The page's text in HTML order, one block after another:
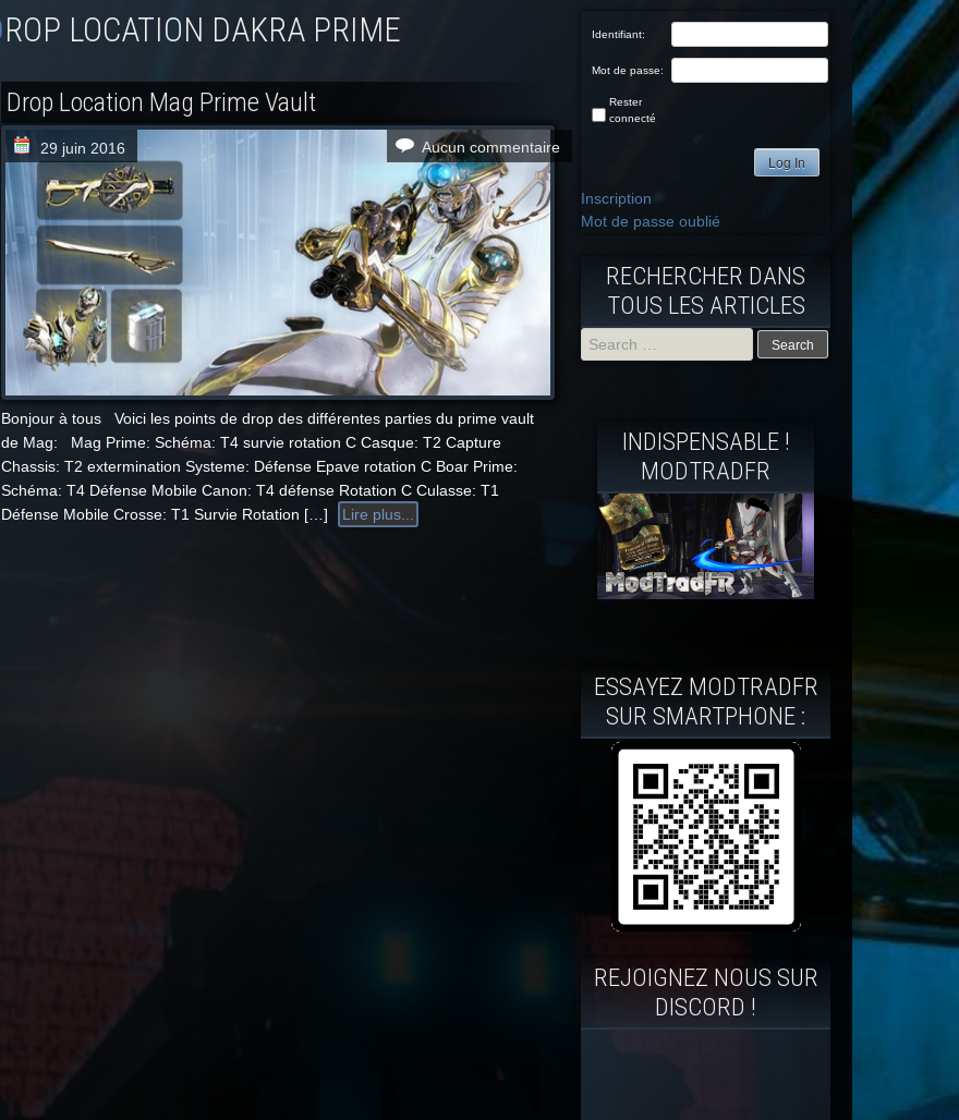
DROP LOCATION DAKRA PRIME
Drop Location Mag Prime Vault
29 juin 2016 Aucun commentaire
Bonjour à tous Voici les points de drop des différentes parties du prime vault
de Mag: Mag Prime: Schéma: T4 survie rotation C Casque: T2 Capture
Chassis: T2 extermination Systeme: Défense Epave rotation C Boar Prime:
Schéma: T4 Défense Mobile Canon: T4 défense Rotation C Culasse: T1
Défense Mobile Crosse: T1 Survie Rotation […]
Lire plus...
Identifiant:
Mot de passe:
Rester
connecté
Log In
Inscription
Mot de passe oublié
RECHERCHER DANS
TOUS LES ARTICLES
INDISPENSABLE !
MODTRADFR
ESSAYEZ MODTRADFR
SUR SMARTPHONE :
REJOIGNEZ NOUS SUR
DISCORD !